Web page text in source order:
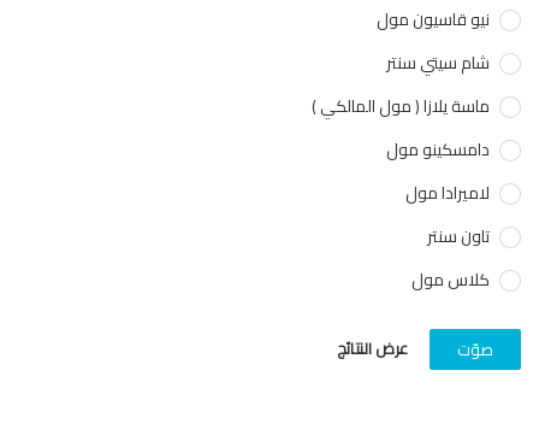
نيو قاسيون مول
شام سيتي سنتر
ماسة يلازا ( مول المالكي )
دامسكينو مول
لاميرادا مول
تاون سنتر
كلاس مول
عرض النتائج